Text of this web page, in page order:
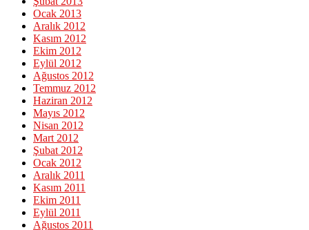
Ocak 2013
Aralık 2012
Kasım 2012
Ekim 2012
Eylül 2012
Ağustos 2012
Temmuz 2012
Haziran 2012
Mayıs 2012
Nisan 2012
Mart 2012
Şubat 2012
Ocak 2012
Aralık 2011
Kasım 2011
Ekim 2011
Eylül 2011
Ağustos 2011